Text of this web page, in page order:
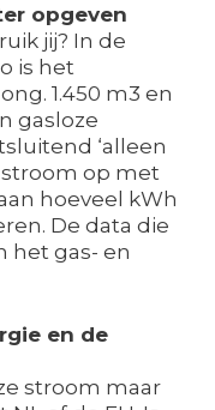
opgeven
jij? In de
is het
1.450 m3 en
gasloze
‘alleen
stroom op met
hoeveel kWh
De data die
het gas- en
en de
stroom maar